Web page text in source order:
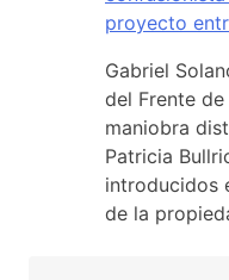
proyecto
Gabriel
del Frente
maniobra
Patricia
introducidos
de la